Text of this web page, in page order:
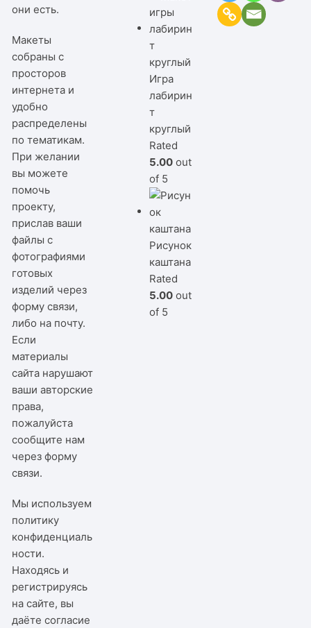
они есть.
Макеты
собраны с
просторов
интернета и
удобно
распределены
по тематикам.
При желании
вы можете
помочь
проекту,
прислав ваши
файлы с
фотографиями
готовых
изделий через
форму связи,
либо на почту.
Если
материалы
сайта нарушают
ваши авторские
права,
пожалуйста
сообщите нам
черезформу
связи.
Мы используем
политику
конфиденциаль
ности.
Находясь и
регистрируясь
на сайте, вы
даёте согласие
Игра
лабирин
т
круглый
Rated
5.00 out
of 5
Рисунок
каштана
Rated
5.00 out
of 5